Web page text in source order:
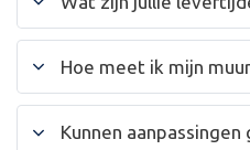
Hoe meet ik mijn
Kunnen